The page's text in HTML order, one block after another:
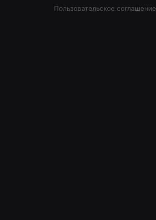
Пользовательское соглашение